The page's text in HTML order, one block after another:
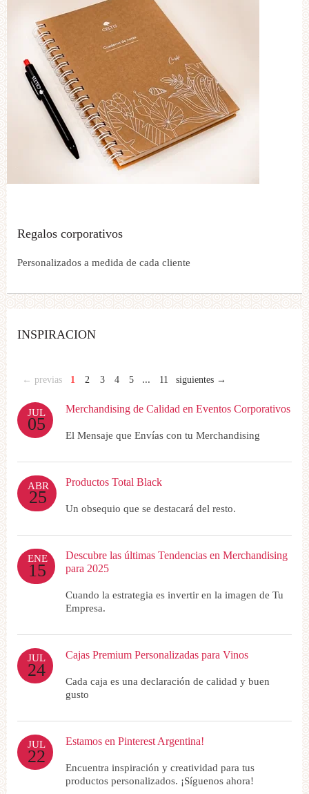
Regalos corporativos
Personalizados a medida de cada cliente
INSPIRACION
← previas 1 2 3 4 5 ... 11 siguientes →
JUL
05
Merchandising de Calidad en Eventos Corporativos
El Mensaje que Envías con tu Merchandising
ABR
25
Productos Total Black
Un obsequio que se destacará del resto.
ENE
15
Descubre las últimas Tendencias en Merchandising
para 2025
Cuando la estrategia es invertir en la imagen de Tu
Empresa.
JUL
24
Cajas Premium Personalizadas para Vinos
Cada caja es una declaración de calidad y buen
gusto
JUL
22
Estamos en Pinterest Argentina!
Encuentra inspiración y creatividad para tus
productos personalizados. ¡Síguenos ahora!